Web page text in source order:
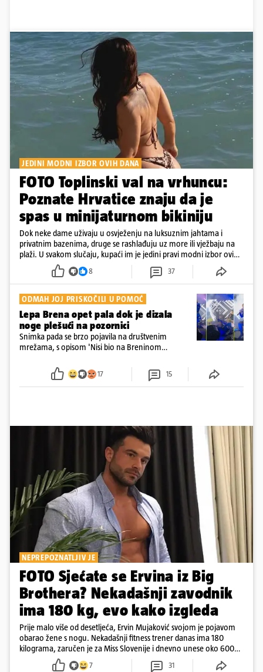
JEDINI MODNI IZBOR OVIH DANA
FOTO Toplinski val na vrhuncu:
Poznate Hrvatice znaju da je
spas u minijaturnom bikiniju
Dok neke dame uživaju u osvježenju na luksuznim jahtama i
privatnim bazenima, druge se rashlađuju uz more ili vježbaju na
plaži. U svakom slučaju, kupaći im je jedini pravi modni izbor ovih
8 37
ODMAH JOJ PRISKOČILI U POMOĆ
Lepa Brena opet pala dok je dizala
noge plešući na pozornici
Snimka pada se brzo pojavila na društvenim
mrežama, s opisom 'Nisi bio na Breninom
Srećom, pjevačica se nije ozlijedila nego je s
osmijehom nastavila pjevati
17 15
NEPREPOZNATLJIV JE
FOTO Sjećate se Ervina iz Big
Brothera? Nekadašnji zavodnik
ima 180 kg, evo kako izgleda
Prije malo više od desetljeća, Ervin Mujaković svojom je pojavom
obarao žene s nogu. Nekadašnji fitness trener danas ima 180
kilograma, zaručen je za Miss Slovenije i dnevno unese oko 6000
7 31